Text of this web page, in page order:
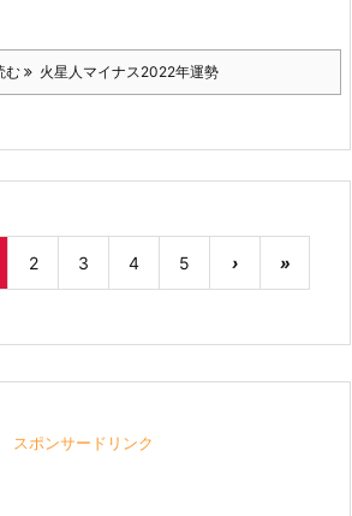
む 火星人マイナス2022年運勢
2 3 4 5 › »
スポンサードリンク